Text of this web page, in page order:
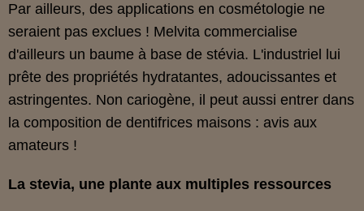
Par ailleurs, des applications en cosmétologie ne
seraient pas exclues ! Melvita commercialise
d'ailleurs un baume à base de stévia. L'industriel lui
prête des propriétés hydratantes, adoucissantes et
astringentes. Non cariogène, il peut aussi entrer dans
la composition de dentifrices maisons : avis aux
amateurs !
La stevia, une plante aux multiples ressources